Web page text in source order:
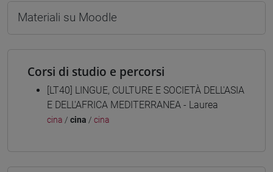
Materiali su Moodle
Corsi di studio e percorsi
[LT40] LINGUE, CULTURE E SOCIETÀ DELL'ASIA
E DELL'AFRICA MEDITERRANEA - Laurea
cina / cina / cina